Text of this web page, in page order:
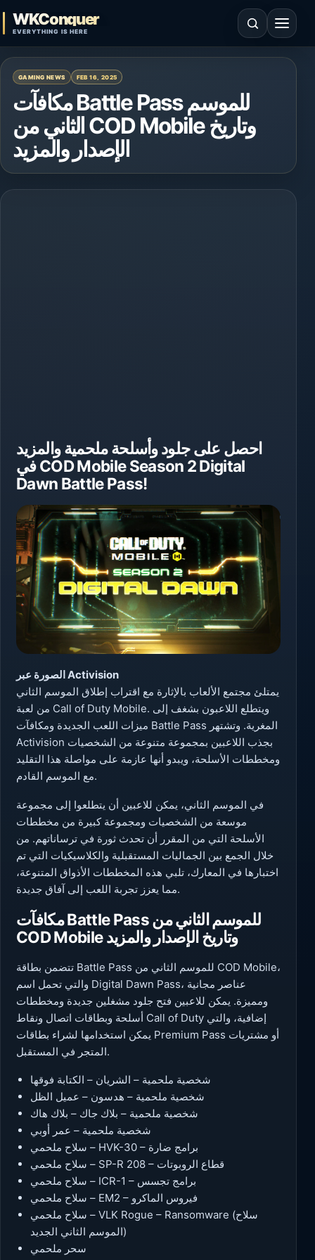
WKConquer
EVERYTHING IS HERE
Open search Open
GAMING NEWS FEB 16, 2025
مكافآت Battle Pass للموسم
الثاني من COD Mobile وتاريخ
الإصدار والمزيد
احصل على جلود وأسلحة ملحمية والمزيد
في COD Mobile Season 2 Digital
Dawn Battle Pass!
الصورة عبر Activision
يمتلئ مجتمع الألعاب بالإثارة مع اقتراب إطلاق الموسم الثاني
من لعبة Call of Duty Mobile. ويتطلع اللاعبون بشغف إلى
ميزات اللعب الجديدة ومكافآت Battle Pass المغرية. وتشتهر
Activision بجذب اللاعبين بمجموعة متنوعة من الشخصيات
ومخططات الأسلحة، ويبدو أنها عازمة على مواصلة هذا التقليد
مع الموسم القادم.
في الموسم الثاني، يمكن للاعبين أن يتطلعوا إلى مجموعة
موسعة من الشخصيات ومجموعة كبيرة من مخططات
الأسلحة التي من المقرر أن تحدث ثورة في ترساناتهم. من
خلال الجمع بين الجماليات المستقبلية والكلاسيكيات التي تم
اختبارها في المعارك، تلبي هذه المخططات الأذواق المتنوعة،
مما يعزز تجربة اللعب إلى آفاق جديدة.
مكافآت Battle Pass للموسم الثاني من
COD Mobile وتاريخ الإصدار والمزيد
تتضمن بطاقة Battle Pass للموسم الثاني من COD Mobile،
والتي تحمل اسم Digital Dawn Pass، عناصر مجانية
ومميزة. يمكن للاعبين فتح جلود مشغلين جديدة ومخططات
أسلحة وبطاقات اتصال ونقاط Call of Duty إضافية، والتي
يمكن استخدامها لشراء بطاقات Premium Pass أو مشتريات
المتجر في المستقبل.
شخصية ملحمية – الشريان – الكتابة فوقها
شخصية ملحمية – هدسون – عميل الظل
شخصية ملحمية – بلاك جاك – بلاك هاك
شخصية ملحمية – عمر أوبي
سلاح ملحمي – HVK-30 – برامج ضارة
سلاح ملحمي – SP-R 208 – قطاع الروبوتات
سلاح ملحمي – ICR-1 – برامج تجسس
سلاح ملحمي – EM2 – فيروس الماكرو
سلاح ملحمي – VLK Rogue – Ransomware (سلاح
الموسم الثاني الجديد)
سحر ملحمي